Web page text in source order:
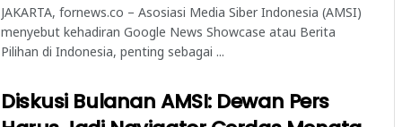
JAKARTA, fornews.co – Asosiasi Media Siber Indonesia (AMSI)
menyebut kehadiran Google News Showcase atau Berita
Pilihan di Indonesia, penting sebagai ...
Diskusi Bulanan AMSI: Dewan Pers